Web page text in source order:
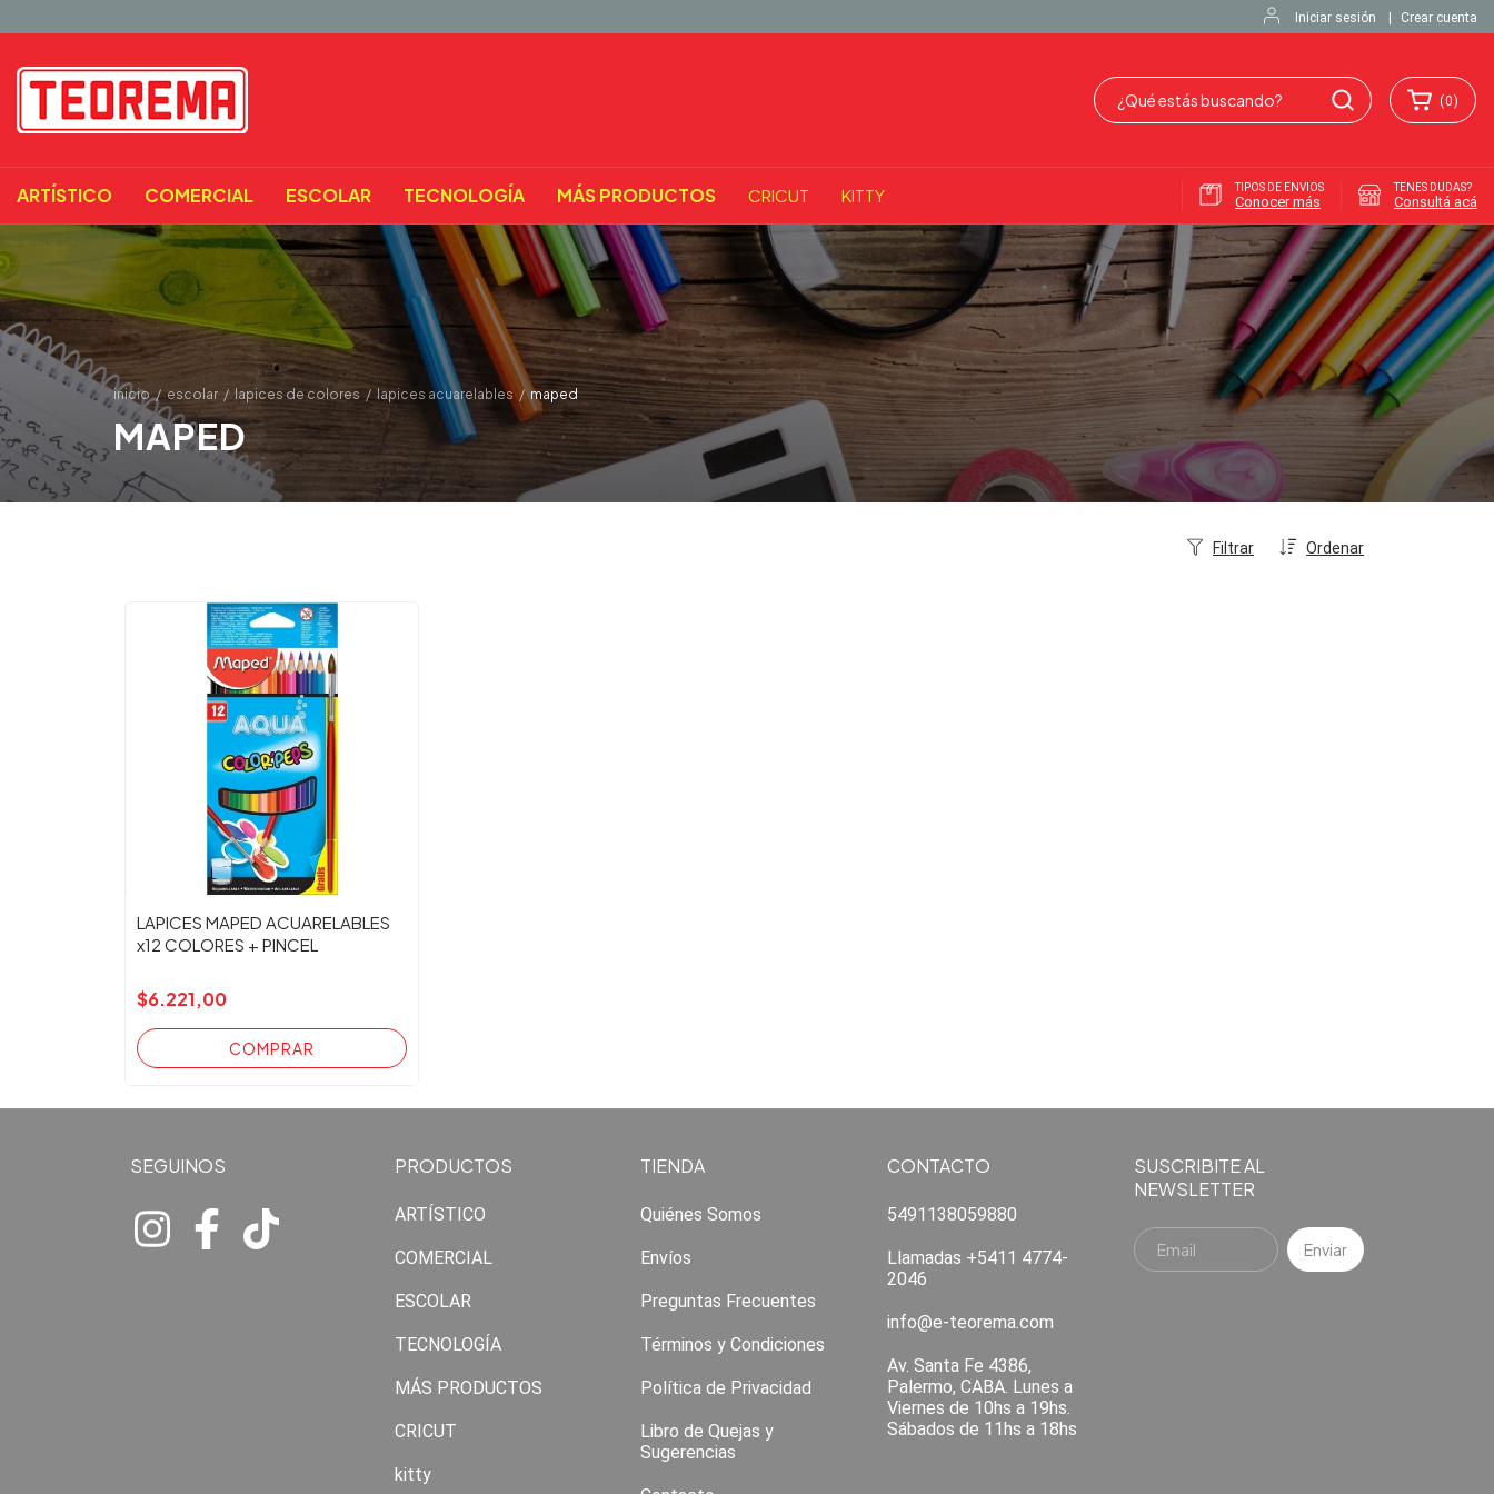
Iniciar sesión Crear cuenta
(0)
ARTÍSTICO COMERCIAL ESCOLAR TECNOLOGÍA MÁS PRODUCTOS CRICUT KITTY TIPOS DE ENVIOS
Conocer más
TENES DUDAS?
Consultá acá
inicio / escolar / lapices de colores / lapices acuarelables / maped
MAPED
Ordenar
Filtrar
LAPICES MAPED ACUARELABLES
x12 COLORES + PINCEL
$6.221,00
SEGUINOS PRODUCTOS
ARTÍSTICO
COMERCIAL
ESCOLAR
TECNOLOGÍA
MÁS PRODUCTOS
CRICUT
kitty
TIENDA
Quiénes Somos
Envíos
Preguntas Frecuentes
Términos y Condiciones
Política de Privacidad
Libro de Quejas y
Sugerencias
CONTACTO
5491138059880
Llamadas +5411 4774-
2046
info@e-teorema.com
Av. Santa Fe 4386,
Palermo, CABA. Lunes a
Viernes de 10hs a 19hs.
Sábados de 11hs a 18hs
SUSCRIBITE AL
NEWSLETTER